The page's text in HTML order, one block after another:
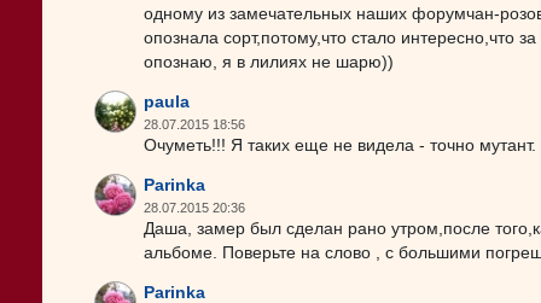
одному из замечательных наших форумчан-
опознала сорт,потому,что стало интересно,что
опознаю, я в лилиях не шарю))
paula
28.07.2015 18:56
Очуметь!!! Я таких еще не видела - точно
Parinka
28.07.2015 20:36
Даша, замер был сделан рано утром,после
альбоме. Поверьте на слово , с большими
Parinka